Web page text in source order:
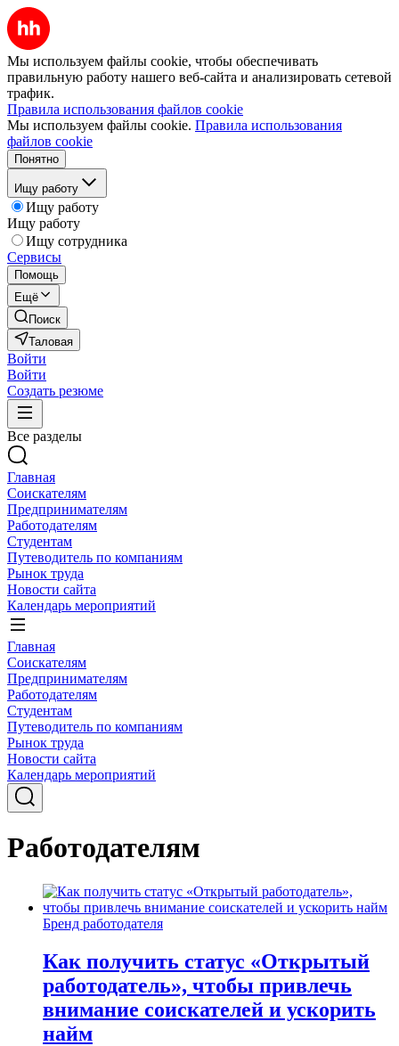
Мы используем файлы cookie, чтобы обеспечивать
правильную работу нашего веб-сайта и анализировать сетевой
трафик.
Правила использования файлов cookie
Мы используем файлы cookie. Правила использования
файлов cookie
Понятно
Ищу работу
Ищу работу
Ищу работу
Ищу сотрудника
Сервисы
Помощь
Ещё
Поиск
Таловая
Войти
Войти
Создать резюме
Все разделы
Главная
Соискателям
Предпринимателям
Работодателям
Студентам
Путеводитель по компаниям
Рынок труда
Новости сайта
Календарь мероприятий
Главная
Соискателям
Предпринимателям
Работодателям
Студентам
Путеводитель по компаниям
Рынок труда
Новости сайта
Календарь мероприятий
Работодателям
Бренд работодателя
Как получить статус «Открытый
работодатель», чтобы привлечь
внимание соискателей и ускорить
найм